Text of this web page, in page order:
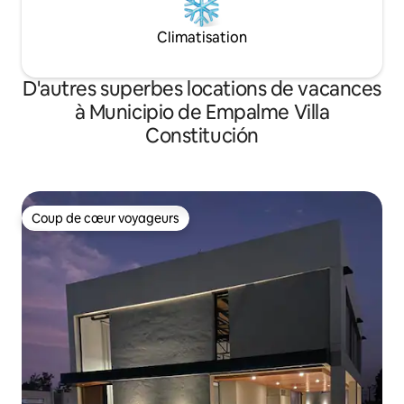
Climatisation
D'autres superbes locations de vacances
à Municipio de Empalme Villa
Constitución
Coup de cœur voyageurs
Coup de cœur voyageurs